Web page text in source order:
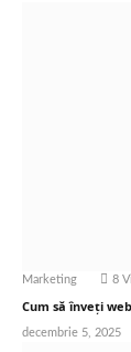
Marketing 8
Cum să înveți
decembrie 5, 2025